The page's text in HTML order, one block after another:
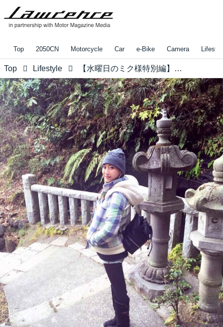
Top 2050CN Motorcycle Car e-Bike Camera
Top Lifestyle 【水曜日のミク様特別編】〜ロレンス編集部の「コレがしたいアレが欲しいオータム in 2017」